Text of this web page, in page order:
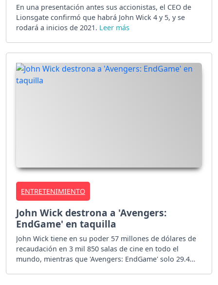
En una presentación antes sus accionistas, el CEO de
Lionsgate confirmó que habrá John Wick 4 y 5, y se
rodará a inicios de 2021.
ENTRETENIMIENTO
John Wick destrona a 'Avengers:
EndGame' en taquilla
John Wick tiene en su poder 57 millones de dólares de
recaudación en 3 mil 850 salas de cine en todo el
mundo, mientras que 'Avengers: EndGame' solo 29.4